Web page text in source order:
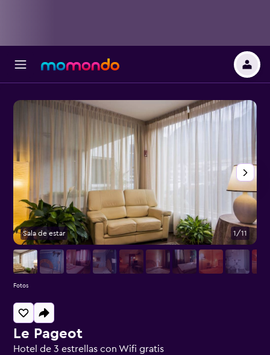
Le Pageot
Hotel de 3 estrellas con Wifi gratis
Sala de estar 1/11
Fotos